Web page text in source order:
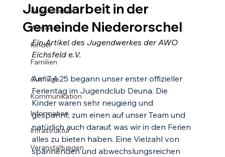
Jugendarbeit
Wandern
Kinder
Familien
Ausflüge
Kommunikation
Information
Infrastruktur
Veranstaltungen
Jugendarbeit in der
Gemeinde Niederorschel
Ein Artikel des Jugendwerkes der AWO
Eichsfeld e.V.
Am 7.4.25 begann unser erster offizieller
Ferientag im Jugendclub Deuna. Die
Kinder waren sehr neugierig und
gespannt, zum einen auf unser Team und
natürlich auch darauf, was wir in den Ferien
alles zu bieten haben. Eine Vielzahl von
spannenden und abwechslungsreichen